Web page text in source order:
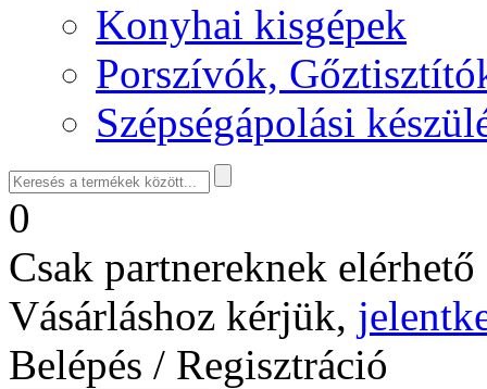
Konyhai kisgépek
Porszívók,
Szépségápolási
0
Csak partnereknek
Vásárláshoz kérjük,
Belépés / Regisztráció